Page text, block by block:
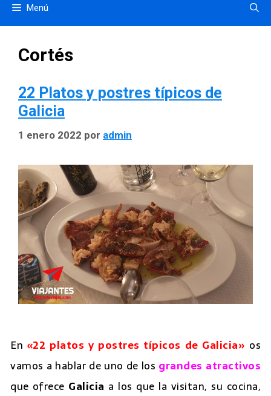
Menú
Cortés
22 Platos y postres típicos de
Galicia
1 enero 2022 por admin
En «22 platos y postres típicos de Galicia» os
vamos a hablar de uno de los grandes atractivos
que ofrece Galicia a los que la visitan, su cocina,